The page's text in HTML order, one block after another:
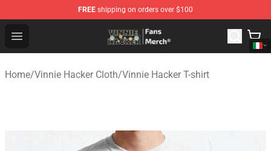
FREE shipping on orders over $100
Open menu
Vinnie Hacker Store - Official Vinnie Hacker Merchandise
Home/Vinnie Hacker Cloth/Vinnie Hacker T-shirt